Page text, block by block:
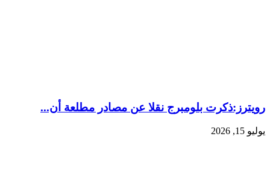
رويترز:‏ذكرت بلومبرج نقلا ​عن مصادر مطلعة ‌أن...
يوليو 15, 2026